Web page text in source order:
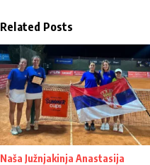
Related Posts
Naša Južnjakinja Anastasija